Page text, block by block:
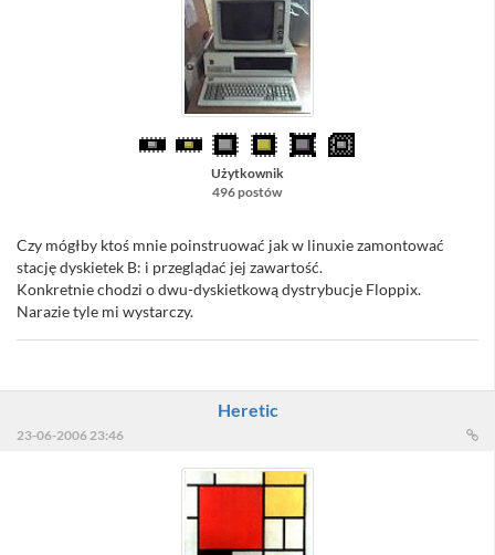
Użytkownik
496 postów
Czy mógłby ktoś mnie poinstruować jak w linuxie zamontować
stację dyskietek B: i przeglądać jej zawartość.
Konkretnie chodzi o dwu-dyskietkową dystrybucje Floppix.
Narazie tyle mi wystarczy.
Heretic
23-06-2006 23:46